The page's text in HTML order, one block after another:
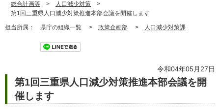
総合計画等 > 人口減少対策 >
第1回三重県人口減少対策推進本部会議を開催します
担当所属： 県庁の組織一覧 > 政策企画部 > 人口減少対策課
令和04年05月27日
第1回三重県人口減少対策推進本部会議を開
催します